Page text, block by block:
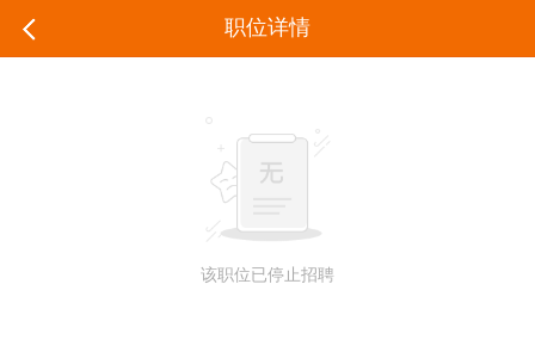
职位详情
该职位已停止招聘